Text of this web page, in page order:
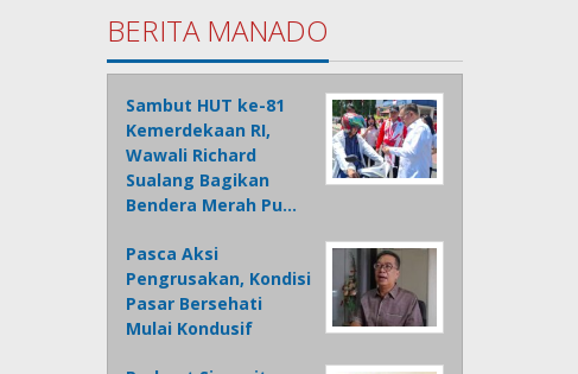
BERITA MANADO
Sambut HUT ke-81
Kemerdekaan RI,
Wawali Richard
Sualang Bagikan
Bendera Merah Pu…
Pasca Aksi
Pengrusakan, Kondisi
Pasar Bersehati
Mulai Kondusif